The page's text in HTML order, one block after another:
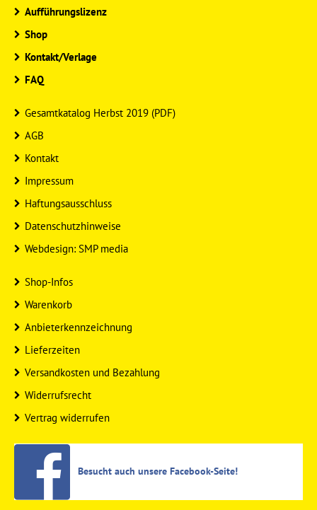
Aufführungslizenz
Shop
Kontakt/Verlage
FAQ
Gesamtkatalog Herbst 2019 (PDF)
AGB
Kontakt
Impressum
Haftungsausschluss
Datenschutzhinweise
Webdesign: SMP media
Shop-Infos
Warenkorb
Anbieterkennzeichnung
Lieferzeiten
Versandkosten und Bezahlung
Widerrufsrecht
Vertrag widerrufen
Besucht auch unsere Facebook-Seite!